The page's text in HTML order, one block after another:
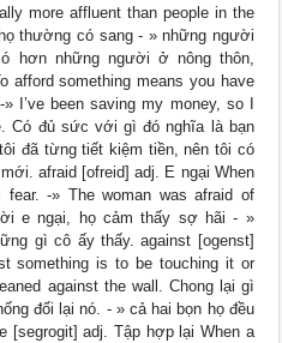
more affluent than people in the
thường có sang - » những người
hơn những người ở nông thôn,
afford something means you have
I’ve been saving my money, so I
Có đủ sức với gì đó nghĩa là bạn
đã từng tiết kiệm tiền, nên tôi có
afraid [ofreid] adj. E ngại When
-» The woman was afraid of
e ngại, họ cảm thấy sợ hãi - »
gì cô ấy thấy. against [ogenst]
something is to be touching it or
against the wall. Chong lại gì
đối lại nó. - » cả hai bọn họ đều
[segrogit] adj. Tập hợp lại When a